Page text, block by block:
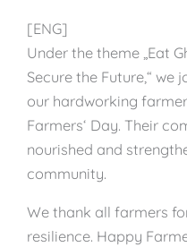
[ENG]
Under the theme „Eat
Secure the Future,“ we
our hardworking
Farmers‘ Day. Their
nourished and
community.
We thank all farmers
resilience. Happy